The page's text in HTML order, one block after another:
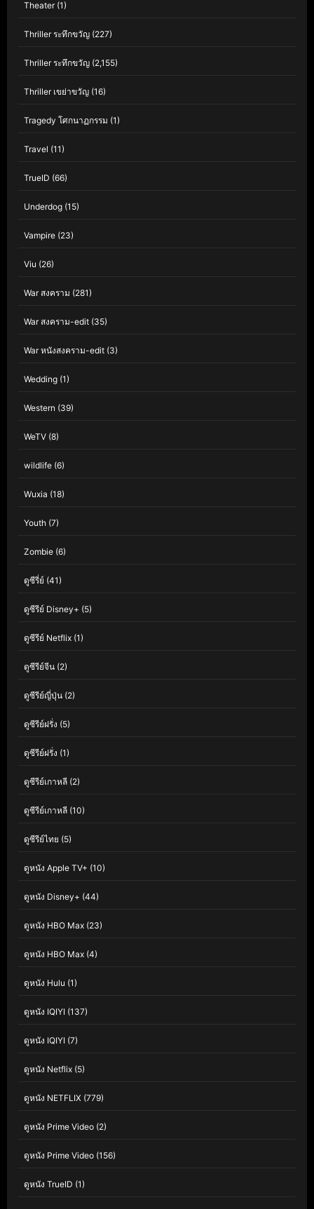
Theater(1)
Thriller ระทึกขวัญ (227)
Thriller ระทึกขวัญ (2,155)
Thriller เขย่าขวัญ (16)
Tragedy โศกนาฏกรรม (1)
Travel (11)
TrueID (66)
Underdog (15)
Vampire (23)
Viu (26)
War สงคราม (281)
War สงคราม-edit (35)
War หนังสงคราม-edit (3)
Wedding (1)
Western (39)
WeTV (8)
wildlife (6)
Wuxia (18)
Youth (7)
Zombie (6)
ดูซีรี่ย์ (41)
ดูซีรีย์ Disney+ (5)
ดูซีรีย์ Netflix (1)
ดูซีรีย์จีน (2)
ดูซีรีย์ญี่ปุ่น (2)
ดูซีรีย์ฝรั่ง (5)
ดูซีรีย์ฝรั่ง (1)
ดูซีรีย์เกาหลี (2)
ดูซีรีย์เกาหลี (10)
ดูซีรีย์ไทย (5)
ดูหนัง Apple TV+ (10)
ดูหนัง Disney+ (44)
ดูหนัง HBO Max (23)
ดูหนัง HBO Max (4)
ดูหนัง Hulu (1)
ดูหนัง IQIYI (137)
ดูหนัง IQIYI (7)
ดูหนัง Netflix (5)
ดูหนัง NETFLIX (779)
ดูหนัง Prime Video (2)
ดูหนัง Prime Video (156)
ดูหนัง TrueID (1)